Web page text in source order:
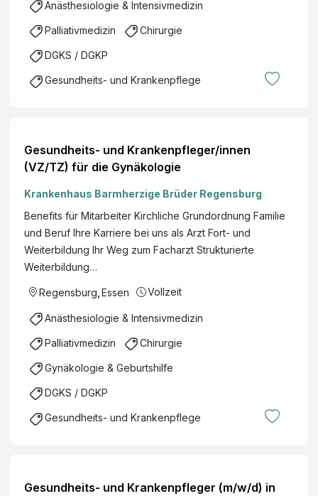
Anästhesiologie & Intensivmedizin
Palliativmedizin Chirurgie
DGKS / DGKP
Gesundheits- und Krankenpflege
Gesundheits- und Krankenpfleger/innen
(VZ/TZ) für die Gynäkologie
Krankenhaus Barmherzige Brüder Regensburg
Benefits für Mitarbeiter Kirchliche Grundordnung Familie
und Beruf Ihre Karriere bei uns als Arzt Fort- und
Weiterbildung Ihr Weg zum Facharzt Strukturierte
Weiterbildung…
Regensburg Essen Vollzeit
Anästhesiologie & Intensivmedizin
Palliativmedizin Chirurgie
Gynäkologie & Geburtshilfe
DGKS / DGKP
Gesundheits- und Krankenpflege
Gesundheits- und Krankenpfleger (m/w/d) in